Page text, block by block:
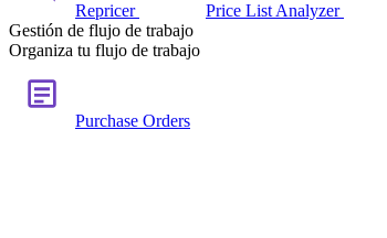
Repricer Price List Analyzer
Gestión de flujo de trabajo
Organiza tu flujo de trabajo
Purchase Orders